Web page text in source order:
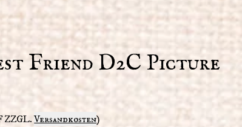
Friend D2C Picture
ZZGL.Versandkosten)